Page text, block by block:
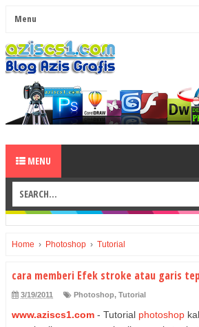
MENU
Home › Photoshop › Tutorial
cara memberi Efek stroke atau garis
3/19/2011 Photoshop, Tutorial
www.aziscs1.com - Tutorial photoshop